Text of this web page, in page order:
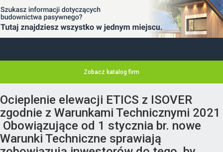
Zobacz katalog firm
Ocieplenie elewacji ETICS z ISOVER
zgodnie z Warunkami Technicznymi 2021
Obowiązujące od 1 stycznia br. nowe
Warunki Techniczne sprawiają